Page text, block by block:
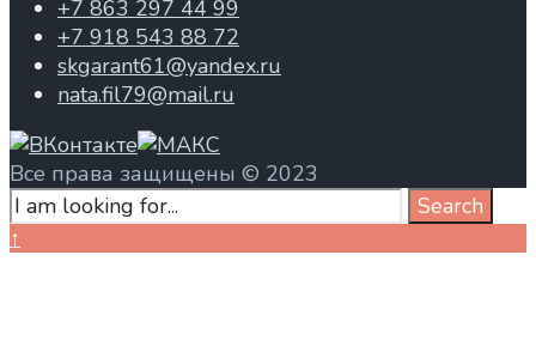
+7 863 297 44 99
+7 918 543 88 72
skgarant61@yandex.ru
nata.fil79@mail.ru
Все права защищены © 2023
Search
for:
Search
Close
↑